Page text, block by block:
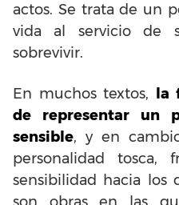
actos. Se trata de un
vida al servicio de
sobrevivir.
En muchos textos,
la
de representar un
sensible, y en
personalidad
sensibilidad hacia los